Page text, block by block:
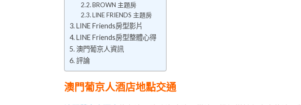
BROWN 主題房
LINE FRIENDS 主題房
LINE Friends房型影片
LINE Friends房型整體心得
澳門葡京人資訊
評論
澳門葡京人酒店地點交通